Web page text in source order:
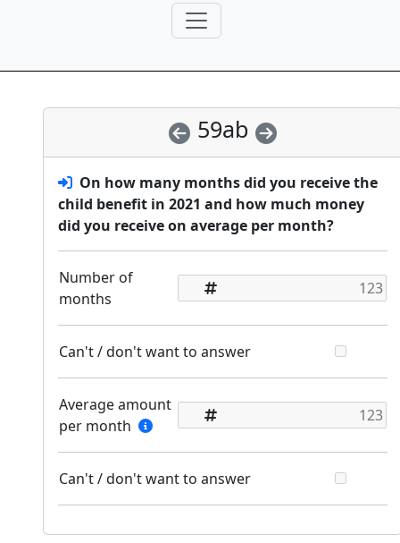
59ab
On how many months did you receive the
child benefit in 2021 and how much money
did you receive on average per month?
Number of
months
Can't / don't want to answer
Average amount
per month
Can't / don't want to answer